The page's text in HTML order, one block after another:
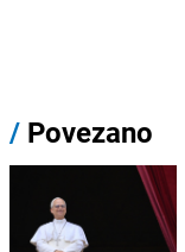
/ Povezano